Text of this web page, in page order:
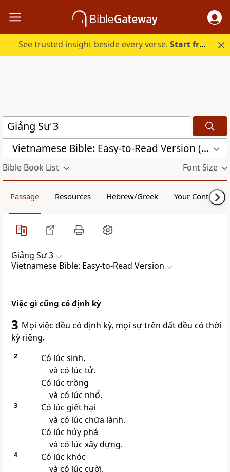
See trusted insight beside every verse.Start free.
Vietnamese Bible: Easy-to-Read Version (BPT)
Bible Book List Font Size
Passage Resources Hebrew/Greek Your Content
Giảng Sư 3
Vietnamese Bible: Easy-to-Read Version
Việc gì cũng có định kỳ
3 Mọi việc đều có định kỳ, mọi sự trên đất đều có thời
kỳ riêng.
2
Có lúc sinh,
và có lúc tử.
Có lúc trồng
và có lúc nhổ.
3
Có lúc giết hại
và có lúc chữa lành.
Có lúc hủy phá
và có lúc xây dựng.
4
Có lúc khóc
và có lúc cười.